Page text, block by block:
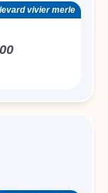
vivier merle